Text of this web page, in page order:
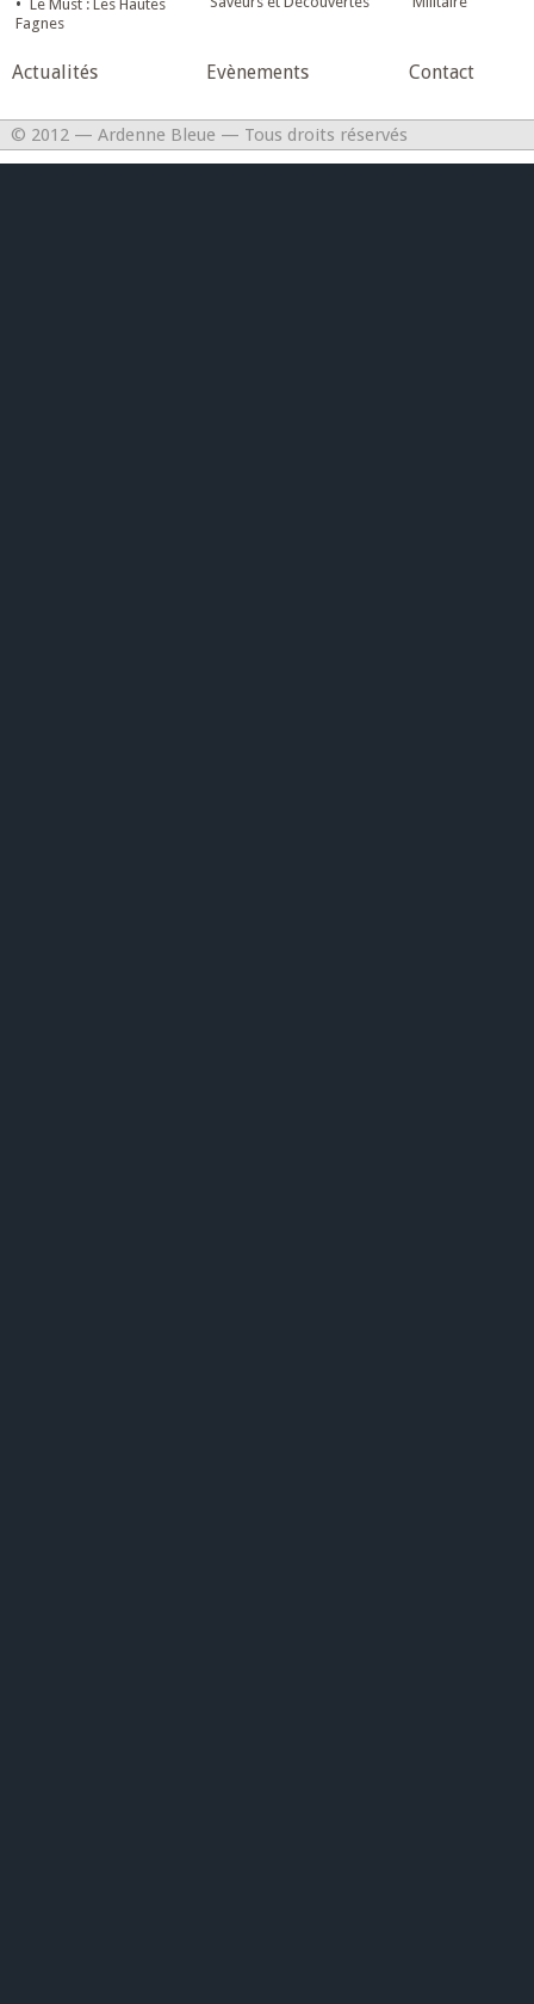
Le Must : Les Hautes
Fagnes
Actualités Evènements Contact
© 2012 — Ardenne Bleue — Tous droits réservés